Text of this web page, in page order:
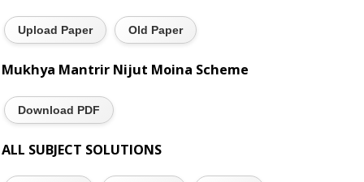
Upload Paper Old Paper
Mukhya Mantrir Nijut Moina Scheme
Download PDF
ALL SUBJECT SOLUTIONS